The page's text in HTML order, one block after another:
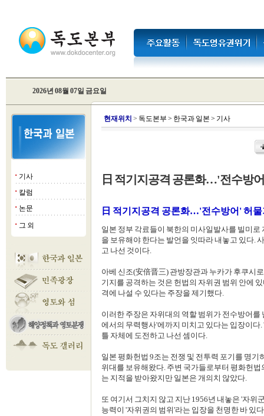
2026년 08월 07일 금요일
■ 기사
■ 칼럼
■ 논문
■ 그 외
현재위치 > 독도본부 > 한국과 일본 > 기사
日 적기지공격 공론화…'전수방
日 적기지공격 공론화…'전수방어' 허물
일본 정부 각료들이 북한의 미사일발사를 빌미
을 보유해야 한다는 발언을 잇따라 내놓고 있다.
고 나선 것이다.
아베 신조(安倍晋三) 관방장관과 누카가 후쿠시
기지를 공격하는 것은 헌법의 자위권 범위 안에
격에 나설 수 있다는 주장을 제기했다.
이러한 주장은 자위대의 역할 범위가 전수방어
에서의 무력행사'에까지 미치고 있다는 입장이
틀 자체에 도전하고 나선 셈이다.
일본 평화헌법 9조는 전쟁 및 전투력 포기를 명
위대를 보유해왔다. 주변 국가들로부터 평화헌
는 지적을 받아왔지만 일본은 개의치 않았다.
또 여기서 그치지 않고 지난 1956년 내놓은 '자위
능력이 '자위권의 범위'라는 입장을 천명한 바 있